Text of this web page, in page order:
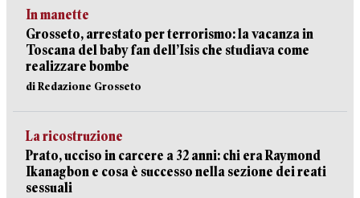
In manette
Grosseto, arrestato per terrorismo: la vacanza in
Toscana del baby fan dell’Isis che studiava come
realizzare bombe
di Redazione Grosseto
La ricostruzione
Prato, ucciso in carcere a 32 anni: chi era Raymond
Ikanagbon e cosa è successo nella sezione dei reati
sessuali